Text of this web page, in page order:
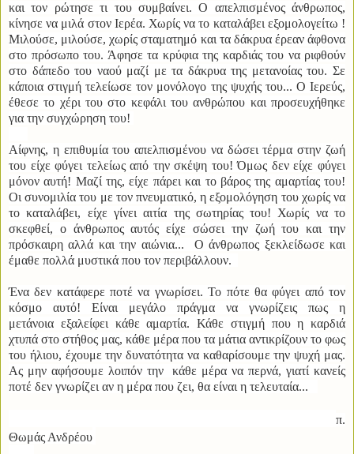
και τον ρώτησε τι του συμβαίνει. Ο απελπισμένος άνθρωπος,
κίνησε να μιλά στον Ιερέα. Χωρίς να το καταλάβει εξομολογείτω !
Μιλούσε, μιλούσε, χωρίς σταματημό και τα δάκρυα έρεαν άφθονα
στο πρόσωπο του. Άφησε τα κρύφια της καρδιάς του να ριφθούν
στο δάπεδο του ναού μαζί με τα δάκρυα της μετανοίας του. Σε
κάποια στιγμή τελείωσε τον μονόλογο της ψυχής του... Ο Ιερεύς,
έθεσε το χέρι του στο κεφάλι του ανθρώπου και προσευχήθηκε
για την συγχώρηση του!
Αίφνης, η επιθυμία του απελπισμένου να δώσει τέρμα στην ζωή
του είχε φύγει τελείως από την σκέψη του! Όμως δεν είχε φύγει
μόνον αυτή! Μαζί της, είχε πάρει και το βάρος της αμαρτίας του!
Οι συνομιλία του με τον πνευματικό, η εξομολόγηση του χωρίς να
το καταλάβει, είχε γίνει αιτία της σωτηρίας του! Χωρίς να το
σκεφθεί, ο άνθρωπος αυτός είχε σώσει την ζωή του και την
πρόσκαιρη αλλά και την αιώνια... Ο άνθρωπος ξεκλείδωσε και
έμαθε πολλά μυστικά που τον περιβάλλουν.
Ένα δεν κατάφερε ποτέ να γνωρίσει. Το πότε θα φύγει από τον
κόσμο αυτό! Είναι μεγάλο πράγμα να γνωρίζεις πως η
μετάνοια εξαλείφει κάθε αμαρτία. Κάθε στιγμή που η καρδιά
χτυπά στο στήθος μας, κάθε μέρα που τα μάτια αντικρίζουν το φως
του ήλιου, έχουμε την δυνατότητα να καθαρίσουμε την ψυχή μας.
Ας μην αφήσουμε λοιπόν την κάθε μέρα να περνά, γιατί κανείς
ποτέ δεν γνωρίζει αν η μέρα που ζει, θα είναι η τελευταία...
π.
Θωμάς Ανδρέου